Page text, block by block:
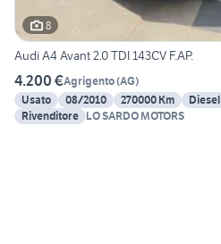
8
Audi A4 Avant 2.0 TDI 143CV F.AP.
4.200 €Agrigento(AG)
Usato
08/2010 270000 Km Diesel
Rivenditore LO SARDO MOTORS